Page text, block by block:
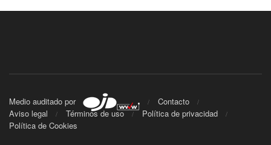
Medio auditado por
Contacto
Aviso legal
Términos de uso
Política de privacidad
Política de Cookies